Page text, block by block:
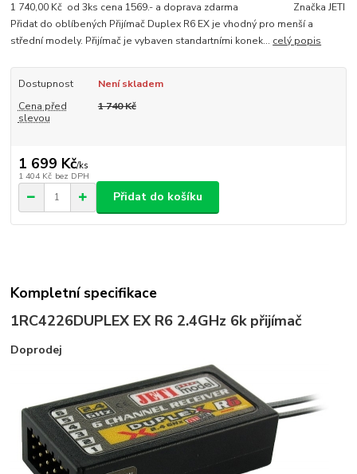
1 740,00 Kč od 3ks cena 1569.- a doprava zdarma Značka JETI
Přidat do oblíbených Přijímač Duplex R6 EX je vhodný pro menší a
střední modely. Přijímač je vybaven standartními konek... celý popis
Dostupnost
Není skladem
Cena před
slevou
1 740 Kč
1 699 Kč/ks
1 404 Kč bez DPH
Přidat do košíku
Kompletní specifikace
1RC4226DUPLEX EX R6 2.4GHz 6k přijímač
Doprodej